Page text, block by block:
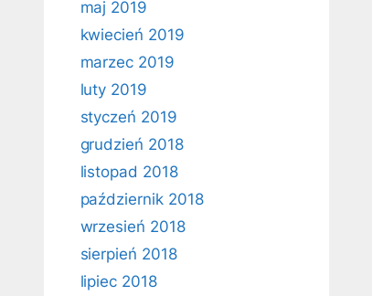
maj 2019
kwiecień 2019
marzec 2019
luty 2019
styczeń 2019
grudzień 2018
listopad 2018
październik 2018
wrzesień 2018
sierpień 2018
lipiec 2018